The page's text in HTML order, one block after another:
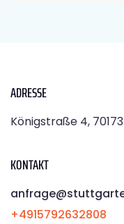
ADRESSE
Königstraße 4,
KONTAKT
+4915792632808